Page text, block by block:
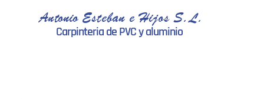
Antonio Esteban e Hijos S.L.
Carpinteria de PVC y aluminio